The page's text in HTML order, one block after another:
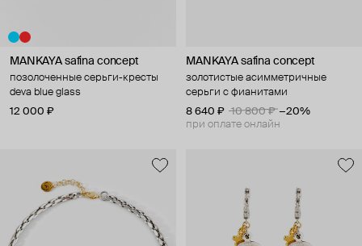
MANKAYA safina concept
позолоченные серьги-кресты
deva blue glass
12 000 ₽
MANKAYA safina concept
золотистые асимметричные
серьги с фианитами
8 640 ₽
10 800 ₽ −20%
при оплате онлайн